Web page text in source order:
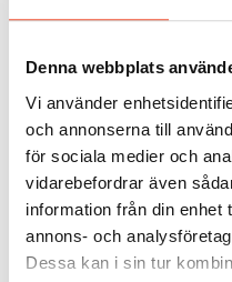
Denna webbplats
Vi använder
och annonserna till
för sociala medier och
vidarebefordrar även
information från din enhet
annons- och
Dessa kan i sin tur
1.0.3 Masugn
I masugnen används
olja, som
form av pellets, små
till cirka 1600°C. Vid
kolatomer från
järnoxiden i pellets, och
samlas i botten och